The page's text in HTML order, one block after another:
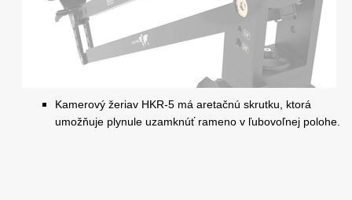
Kamerový žeriav HKR-5 má aretačnú skrutku, ktorá
umožňuje plynule uzamknúť rameno v ľubovoľnej polohe.